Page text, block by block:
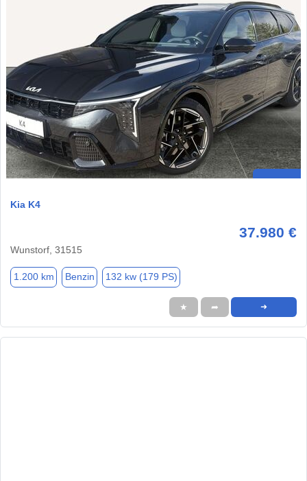
Kia K4
37.980 €
Wunstorf, 31515
1.200 km Benzin 132 kw (179 PS)
★ ➦ ➜